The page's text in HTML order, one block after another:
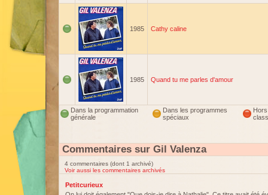
1985 Cathy caline
1985 Quand tu me parles d'amour
Dans la programmation
générale
Dans les programmes
spéciaux
Hors
Commentaires sur Gil Valenza
4 commentaires (dont 1 archivé)
Voir aussi les commentaires archivés
Petitcurieux